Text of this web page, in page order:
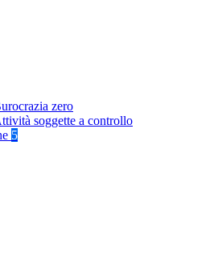
zero
soggette a controllo
5